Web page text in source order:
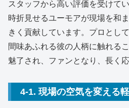
スタッフから高い評価を受けて
時折見せるユーモアが現場を和
きく貢献しています。プロとし
間味あふれる彼の人柄に触れる
魅了され、ファンとなり、長く
4-1. 現場の空気を変える